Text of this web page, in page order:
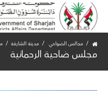
مجالس الضواحي مدينة الشارقة
مجلس ضاحية الرحمانية